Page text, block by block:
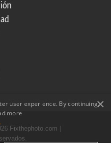
Fixthephoto.com |
×
user experience. By continuing,
more